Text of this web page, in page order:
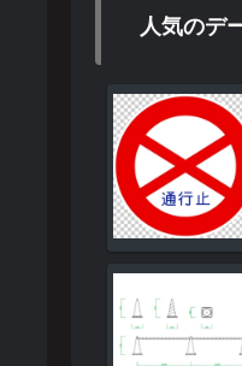
人気のデ